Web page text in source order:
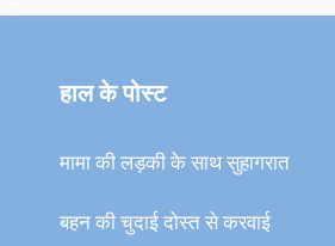
हाल के पोस्ट
मामा की लड़की के साथ सुहागरात
बहन की चुदाई दोस्त से करवाई